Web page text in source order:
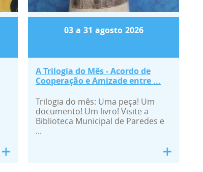
03 a 31 agosto 2026
A Trilogia do Mês - Acordo de
Cooperação e Amizade entre ...
Trilogia do mês: Uma peça! Um
documento! Um livro! Visite a
Biblioteca Municipal de Paredes e
...